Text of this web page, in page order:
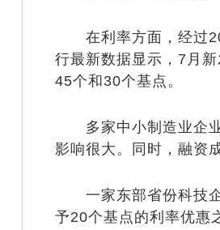
在利率方面，经过
行最新数据显示，7月
45个和30个基点。
多家中小制造业企业
影响很大。同时，融资
一家东部省份科技企
予20个基点的利率优惠